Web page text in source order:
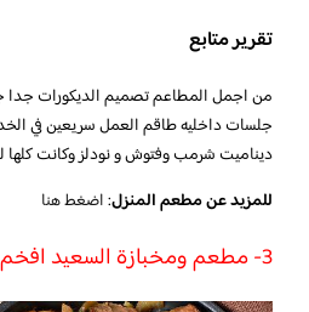
تقرير متابع
من اجمل المطاعم تصميم الديكورات جدا
جلسات داخليه طاقم العمل سريعين في
ديناميت شرمب وفتوش و نودلز وكانت كلها
للمزيد عن مطعم المنزل:اضغط هنا
3- مطعم ومخبازة السعيد افخم مطاعم غداء في تبوك